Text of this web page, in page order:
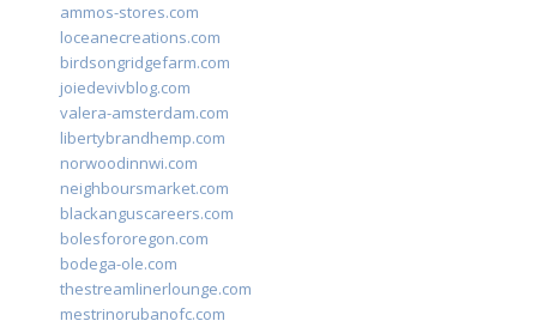
ammos-stores.com
loceanecreations.com
birdsongridgefarm.com
joiedevivblog.com
valera-amsterdam.com
libertybrandhemp.com
norwoodinnwi.com
neighboursmarket.com
blackanguscareers.com
bolesfororegon.com
bodega-ole.com
thestreamlinerlounge.com
mestrinorubanofc.com